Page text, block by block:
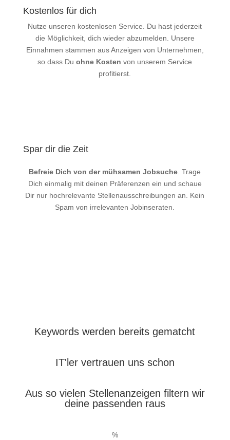
Kostenlos für dich
Nutze unseren kostenlosen Service. Du hast jederzeit
die Möglichkeit, dich wieder abzumelden. Unsere
Einnahmen stammen aus Anzeigen von Unternehmen,
so dass Duohne Kosten von unserem Service
profitierst.
Spar dir die Zeit
Befreie Dich von der mühsamen Jobsuche . Trage
Dich einmalig mit deinen Präferenzen ein und schaue
Dir nur hochrelevante Stellenausschreibungen an. Kein
Spam von irrelevanten Jobinseraten.
Keywords werden bereits gematcht
IT'ler vertrauen uns schon
Aus so vielen Stellenanzeigen filtern wir
deine passenden raus
%